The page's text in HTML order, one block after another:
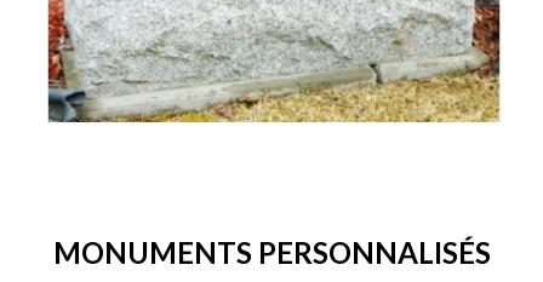
MONUMENTS PERSONNALISÉS